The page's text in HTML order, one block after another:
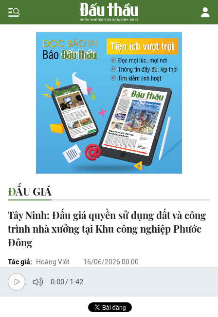
ĐẤU GIÁ
Tây Ninh: Đấu giá quyền sử dụng đất và công
trình nhà xưởng tại Khu công nghiệp Phước
Đông
Tác giả: Hoàng Việt 16/06/2026 00:00
0:00/ 1:42